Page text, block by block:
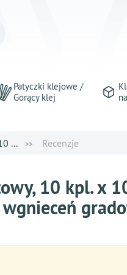
Patyczki klejowe /
Gorący klej
... Recenzje
10 kpl. x